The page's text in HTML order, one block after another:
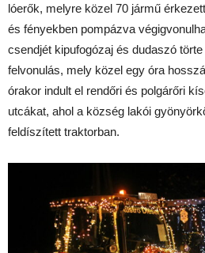
lóerők, melyre közel 70 jármű
és fényekben pompázva
csendjét kipufogózaj és dudaszó
felvonulás, mely közel egy óra
órakor indult el rendőri és polgárőri
utcákat, ahol a község lakói
feldíszített traktorban.